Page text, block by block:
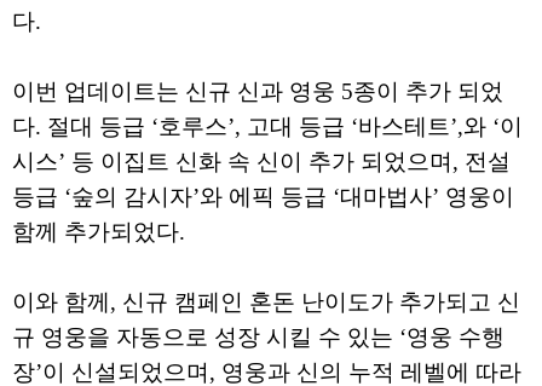
다.
이번 업데이트는 신규 신과 영웅 5종이 추가 되었
다. 절대 등급 ‘호루스’, 고대 등급 ‘바스테트’,와 ‘이
시스’ 등 이집트 신화 속 신이 추가 되었으며, 전설
등급 ‘숲의 감시자’와 에픽 등급 ‘대마법사’ 영웅이
함께 추가되었다.
이와 함께, 신규 캠페인 혼돈 난이도가 추가되고 신
규 영웅을 자동으로 성장 시킬 수 있는 ‘영웅 수행
장’이 신설되었으며, 영웅과 신의 누적 레벨에 따라